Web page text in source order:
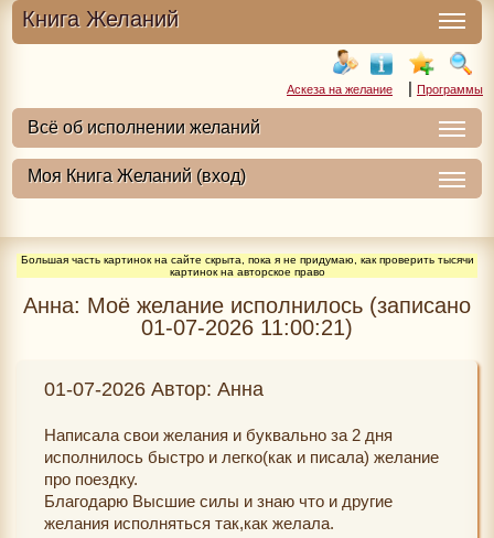
Книга Желаний
Аскеза на желание | Программы
Большая часть картинок на сайте скрыта, пока я не придумаю, как проверить тысячи
картинок на авторское право
Анна: Моё желание исполнилось (записано
01-07-2026 11:00:21)
01-07-2026 Автор: Анна
Написала свои желания и буквально за 2 дня
исполнилось быстро и легко(как и писала) желание
про поездку.
Благодарю Высшие силы и знаю что и другие
желания исполняться так,как желала.